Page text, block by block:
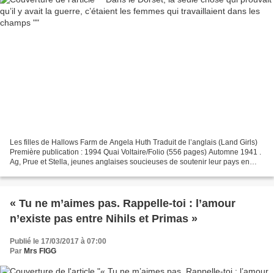
Les filles de Hallows Farm de Angela Huth Traduit de l’anglais (Land Girls)
Première publication : 1994 Quai Voltaire/Folio (556 pages) Automne 1941 .
Ag, Prue et Stella, jeunes anglaises soucieuses de soutenir leur pays en
« Tu ne m’aimes pas. Rappelle-toi : l’amour
n’existe pas entre Nihils et Primas »
Publié le 17/03/2017 à 07:00
Par Mrs FIGG